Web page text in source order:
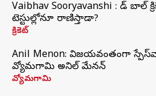
Vaibhav Sooryavanshi : రెడ్ బాల్
టెస్టుల్లోనూ రాణిస్తాడా?
క్రికెట్
Anil Menon: విజయవంతంగా
వ్యోమగామి అనిల్‌ మేనన్
వ్యోమగామి